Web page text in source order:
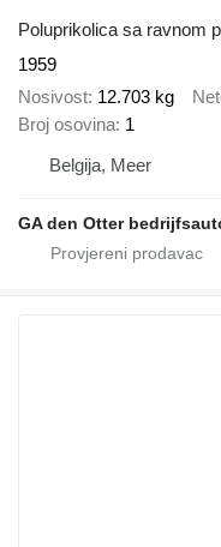
Poluprikolica sa ravnom
1959
Nosivost 12.703 kg
Broj osovina 1
Belgija, Meer
GA den Otter